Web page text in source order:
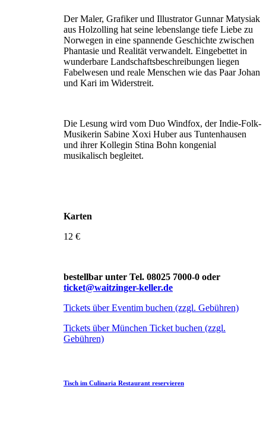
Der Maler, Grafiker und Illustrator Gunnar Matysiak
aus Holzolling hat seine lebenslange tiefe Liebe zu
Norwegen in eine spannende Geschichte zwischen
Phan­tasie und Realität verwandelt. Eingebettet in
wunderbare Landschaftsbeschreibungen liegen
Fabelwesen und reale Menschen wie das Paar Johan
und Kari im Widerstreit.
Die Lesung wird vom Duo Windfox, der Indie-Folk-
Musikerin Sabine Xoxi Huber aus Tuntenhausen
und ihrer Kollegin Stina Bohn kongenial
musikalisch begleitet.
Karten
12 €
bestellbar unter Tel. 08025 7000-0 oder
ticket@waitzinger-keller.de
Tickets über Eventim buchen (zzgl. Gebühren)
Tickets über München Ticket buchen (zzgl.
Gebühren)
Tisch im Culinaria Restaurant reservieren